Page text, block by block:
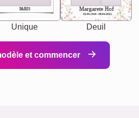
PARIS
Unique
Margarete Hof
02.05.1940 - 08.04.2021
Deuil
et commencer